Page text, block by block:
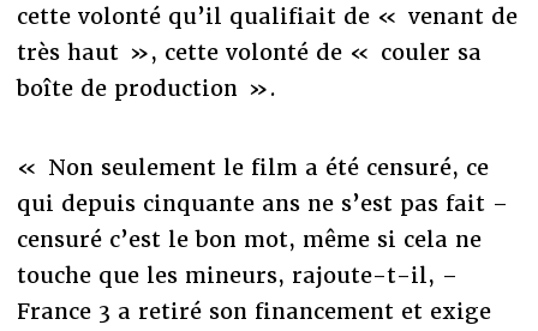
cette volonté qu’il qualifiait de « venant de
très haut », cette volonté de « couler sa
boîte de production ».
« Non seulement le film a été censuré, ce
qui depuis cinquante ans ne s’est pas fait –
censuré c’est le bon mot, même si cela ne
touche que les mineurs, rajoute-t-il, –
France 3 a retiré son financement et exige